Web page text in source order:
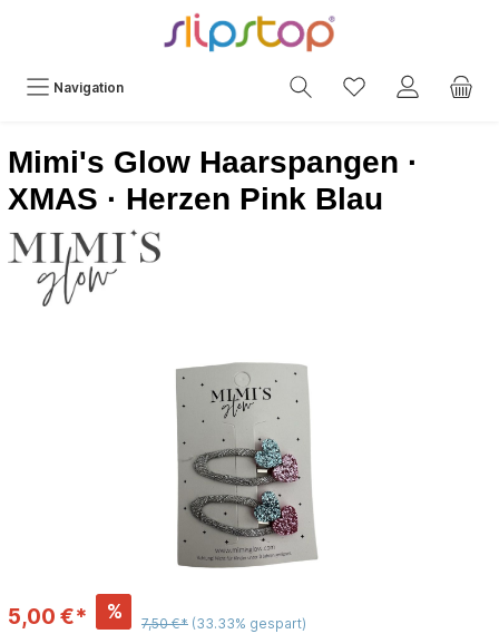
Navigation
Mimi's Glow Haarspangen ·
XMAS · Herzen Pink Blau
5,00 €* %
7,50 €* (33.33% gespart)